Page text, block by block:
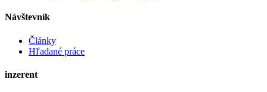
Návštevník
Články
Hľadané práce
inzerent